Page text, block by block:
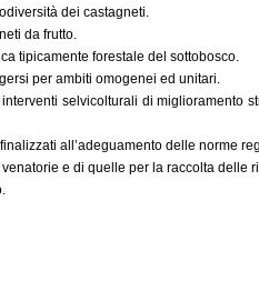
dei castagneti.
da frutto.
tipicamente forestale del sottobosco.
per ambiti omogenei ed unitari.
selvicolturali di miglioramento
all’adeguamento delle norme
e di quelle per la raccolta delle